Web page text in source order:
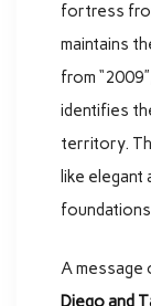
fortress
maintains
from
identifies
territory.
like elegant
A message
Diego and